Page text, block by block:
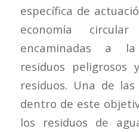
específica de
economía
encaminadas a
residuos peligrosos
residuos. Una de
dentro de este
los residuos de